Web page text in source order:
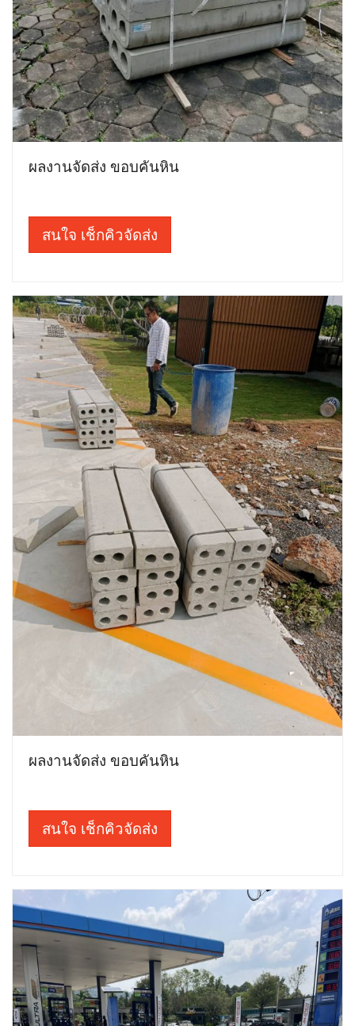
ผลงานจัดส่ง ขอบคันหิน
สนใจ เช็กคิวจัดส่ง
ผลงานจัดส่ง ขอบคันหิน
สนใจ เช็กคิวจัดส่ง